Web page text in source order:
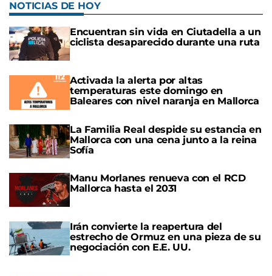
NOTICIAS DE HOY
Encuentran sin vida en Ciutadella a un
ciclista desaparecido durante una ruta
Activada la alerta por altas
temperaturas este domingo en
Baleares con nivel naranja en Mallorca
La Familia Real despide su estancia en
Mallorca con una cena junto a la reina
Sofía
Manu Morlanes renueva con el RCD
Mallorca hasta el 2031
Irán convierte la reapertura del
estrecho de Ormuz en una pieza de su
negociación con E.E. UU.